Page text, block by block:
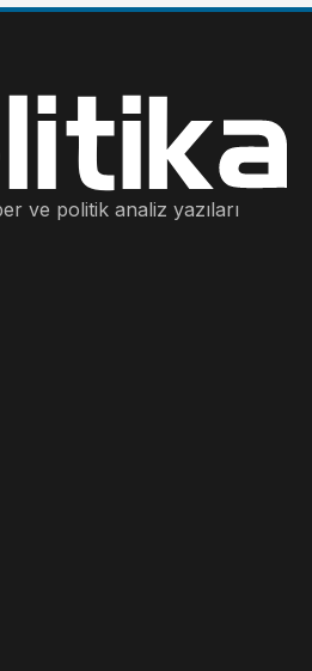
ve politik analiz yazıları